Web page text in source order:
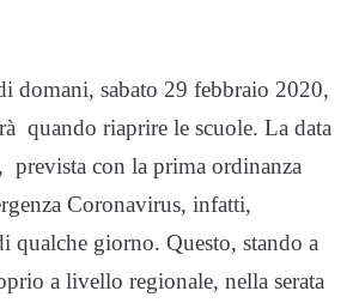
domani, sabato 29 febbraio 2020,
quando riaprire le scuole. La data
con la prima ordinanza
Coronavirus, infatti,
qualche giorno. Questo, stando a
a livello regionale, nella serata